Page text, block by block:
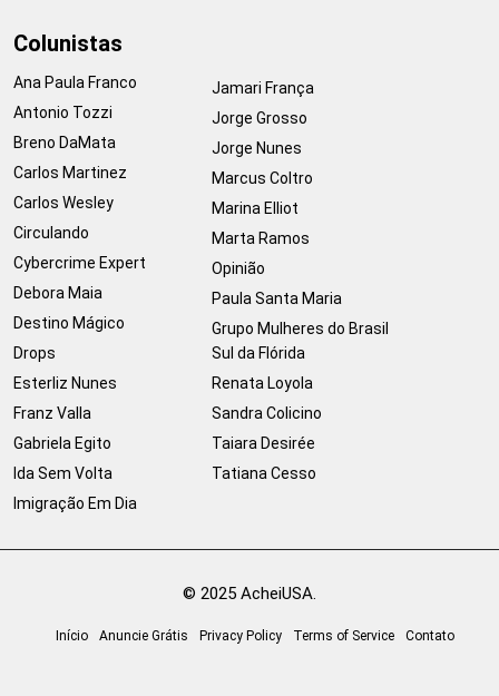
Colunistas
Ana Paula Franco
Antonio Tozzi
Breno DaMata
Carlos Martinez
Carlos Wesley
Circulando
Cybercrime Expert
Debora Maia
Destino Mágico
Drops
Esterliz Nunes
Franz Valla
Gabriela Egito
Ida Sem Volta
Imigração Em Dia
Jamari França
Jorge Grosso
Jorge Nunes
Marcus Coltro
Marina Elliot
Marta Ramos
Opinião
Paula Santa Maria
Grupo Mulheres do Brasil
Sul da Flórida
Renata Loyola
Sandra Colicino
Taiara Desirée
Tatiana Cesso
© 2025 AcheiUSA.
Início Anuncie Grátis Privacy Policy Terms of Service Contato